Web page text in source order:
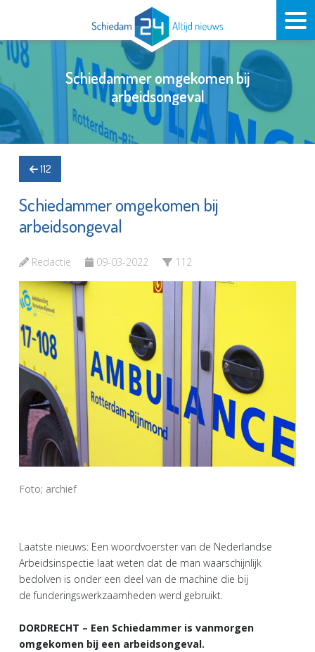
Schiedammer omgekomen bij
arbeidsongeval
112
Schiedammer omgekomen bij
arbeidsongeval
Redactie 09-03-2022 112
Foto; archief
Laatste nieuws: Een woordvoerster van de Nederlandse
Arbeidsinspectie laat weten dat de man waarschijnlijk
bedolven is onder een deel van de machine die bij
de funderingswerkzaamheden werd gebruikt.
DORDRECHT – Een Schiedammer is vanmorgen
omgekomen bij een arbeidsongeval.